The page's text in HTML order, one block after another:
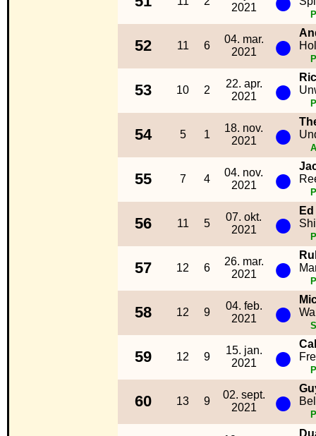
2021
52 11 6
04. mar.
2021
●
53 10 2
22. apr.
2021
●
54 5 1
18. nov.
2021
●
55 7 4
04. nov.
2021
●
56 11 5
07. okt.
2021
●
57 12 6
26. mar.
2021
●
58 12 9
04. feb.
2021
●
59 12 9
15. jan.
2021
●
60 13 9
02. sept.
2021
●